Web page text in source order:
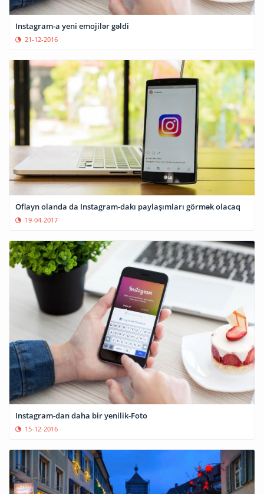
Instagram-a yeni emojilər gəldi
21-12-2016
Oflayn olanda da Instagram-dakı paylaşımları görmək olacaq
19-04-2017
Instagram-dan daha bir yenilik-Foto
15-12-2016